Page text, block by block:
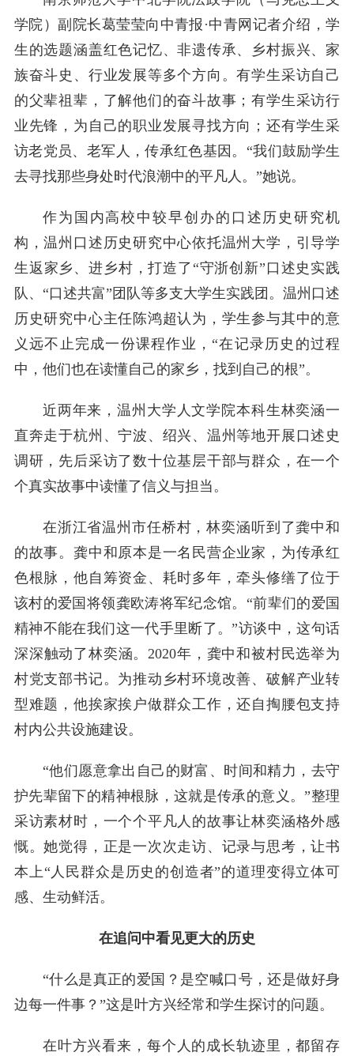
学院）副院长葛莹莹向中青报·中青网记者介绍，学
生的选题涵盖红色记忆、非遗传承、乡村振兴、家
族奋斗史、行业发展等多个方向。有学生采访自己
的父辈祖辈，了解他们的奋斗故事；有学生采访行
业先锋，为自己的职业发展寻找方向；还有学生采
访老党员、老军人，传承红色基因。“我们鼓励学生
去寻找那些身处时代浪潮中的平凡人。”她说。
作为国内高校中较早创办的口述历史研究机
构，温州口述历史研究中心依托温州大学，引导学
生返家乡、进乡村，打造了“守浙创新”口述史实践
队、“口述共富”团队等多支大学生实践团。温州口述
历史研究中心主任陈鸿超认为，学生参与其中的意
义远不止完成一份课程作业，“在记录历史的过程
中，他们也在读懂自己的家乡，找到自己的根”。
近两年来，温州大学人文学院本科生林奕涵一
直奔走于杭州、宁波、绍兴、温州等地开展口述史
调研，先后采访了数十位基层干部与群众，在一个
个真实故事中读懂了信义与担当。
在浙江省温州市任桥村，林奕涵听到了龚中和
的故事。龚中和原本是一名民营企业家，为传承红
色根脉，他自筹资金、耗时多年，牵头修缮了位于
该村的爱国将领龚欧涛将军纪念馆。“前辈们的爱国
精神不能在我们这一代手里断了。”访谈中，这句话
深深触动了林奕涵。2020年，龚中和被村民选举为
村党支部书记。为推动乡村环境改善、破解产业转
型难题，他挨家挨户做群众工作，还自掏腰包支持
村内公共设施建设。
“他们愿意拿出自己的财富、时间和精力，去守
护先辈留下的精神根脉，这就是传承的意义。”整理
采访素材时，一个个平凡人的故事让林奕涵格外感
慨。她觉得，正是一次次走访、记录与思考，让书
本上“人民群众是历史的创造者”的道理变得立体可
感、生动鲜活。
在追问中看见更大的历史
“什么是真正的爱国？是空喊口号，还是做好身
边每一件事？”这是叶方兴经常和学生探讨的问题。
在叶方兴看来，每个人的成长轨迹里，都留存